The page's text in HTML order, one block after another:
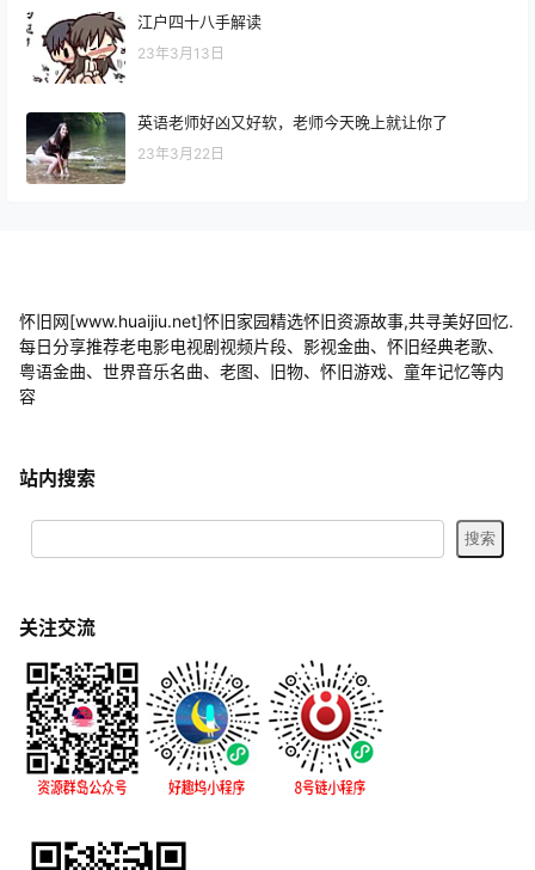
江户四十八手解读
23年3月13日
英语老师好凶又好软，老师今天晚上就让你了
23年3月22日
怀旧网[www.huaijiu.net]怀旧家园精选怀旧资源故事,共寻美好回忆.
每日分享推荐老电影电视剧视频片段、影视金曲、怀旧经典老歌、
粤语金曲、世界音乐名曲、老图、旧物、怀旧游戏、童年记忆等内
容
站内搜索
关注交流